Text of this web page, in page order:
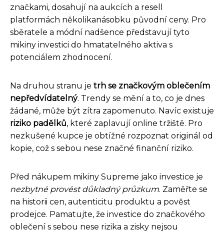
značkami, dosahují na aukcích a resell
platformách několikanásobku původní ceny. Pro
sběratele a módní nadšence představují tyto
mikiny investici do hmatatelného aktiva s
potenciálem zhodnocení.
Na druhou stranu je trh se značkovým oblečením
nepředvídatelný. Trendy se mění a to, co je dnes
žádané, může být zítra zapomenuto. Navíc existuje
riziko padělků, které zaplavují online tržiště. Pro
nezkušené kupce je obtížné rozpoznat originál od
kopie, což s sebou nese značné finanční riziko.
Před nákupem mikiny Supreme jako investice je
nezbytné provést důkladný průzkum. Zaměřte se
na historii cen, autenticitu produktu a pověst
prodejce. Pamatujte, že investice do značkového
oblečení s sebou nese rizika a zisky nejsou